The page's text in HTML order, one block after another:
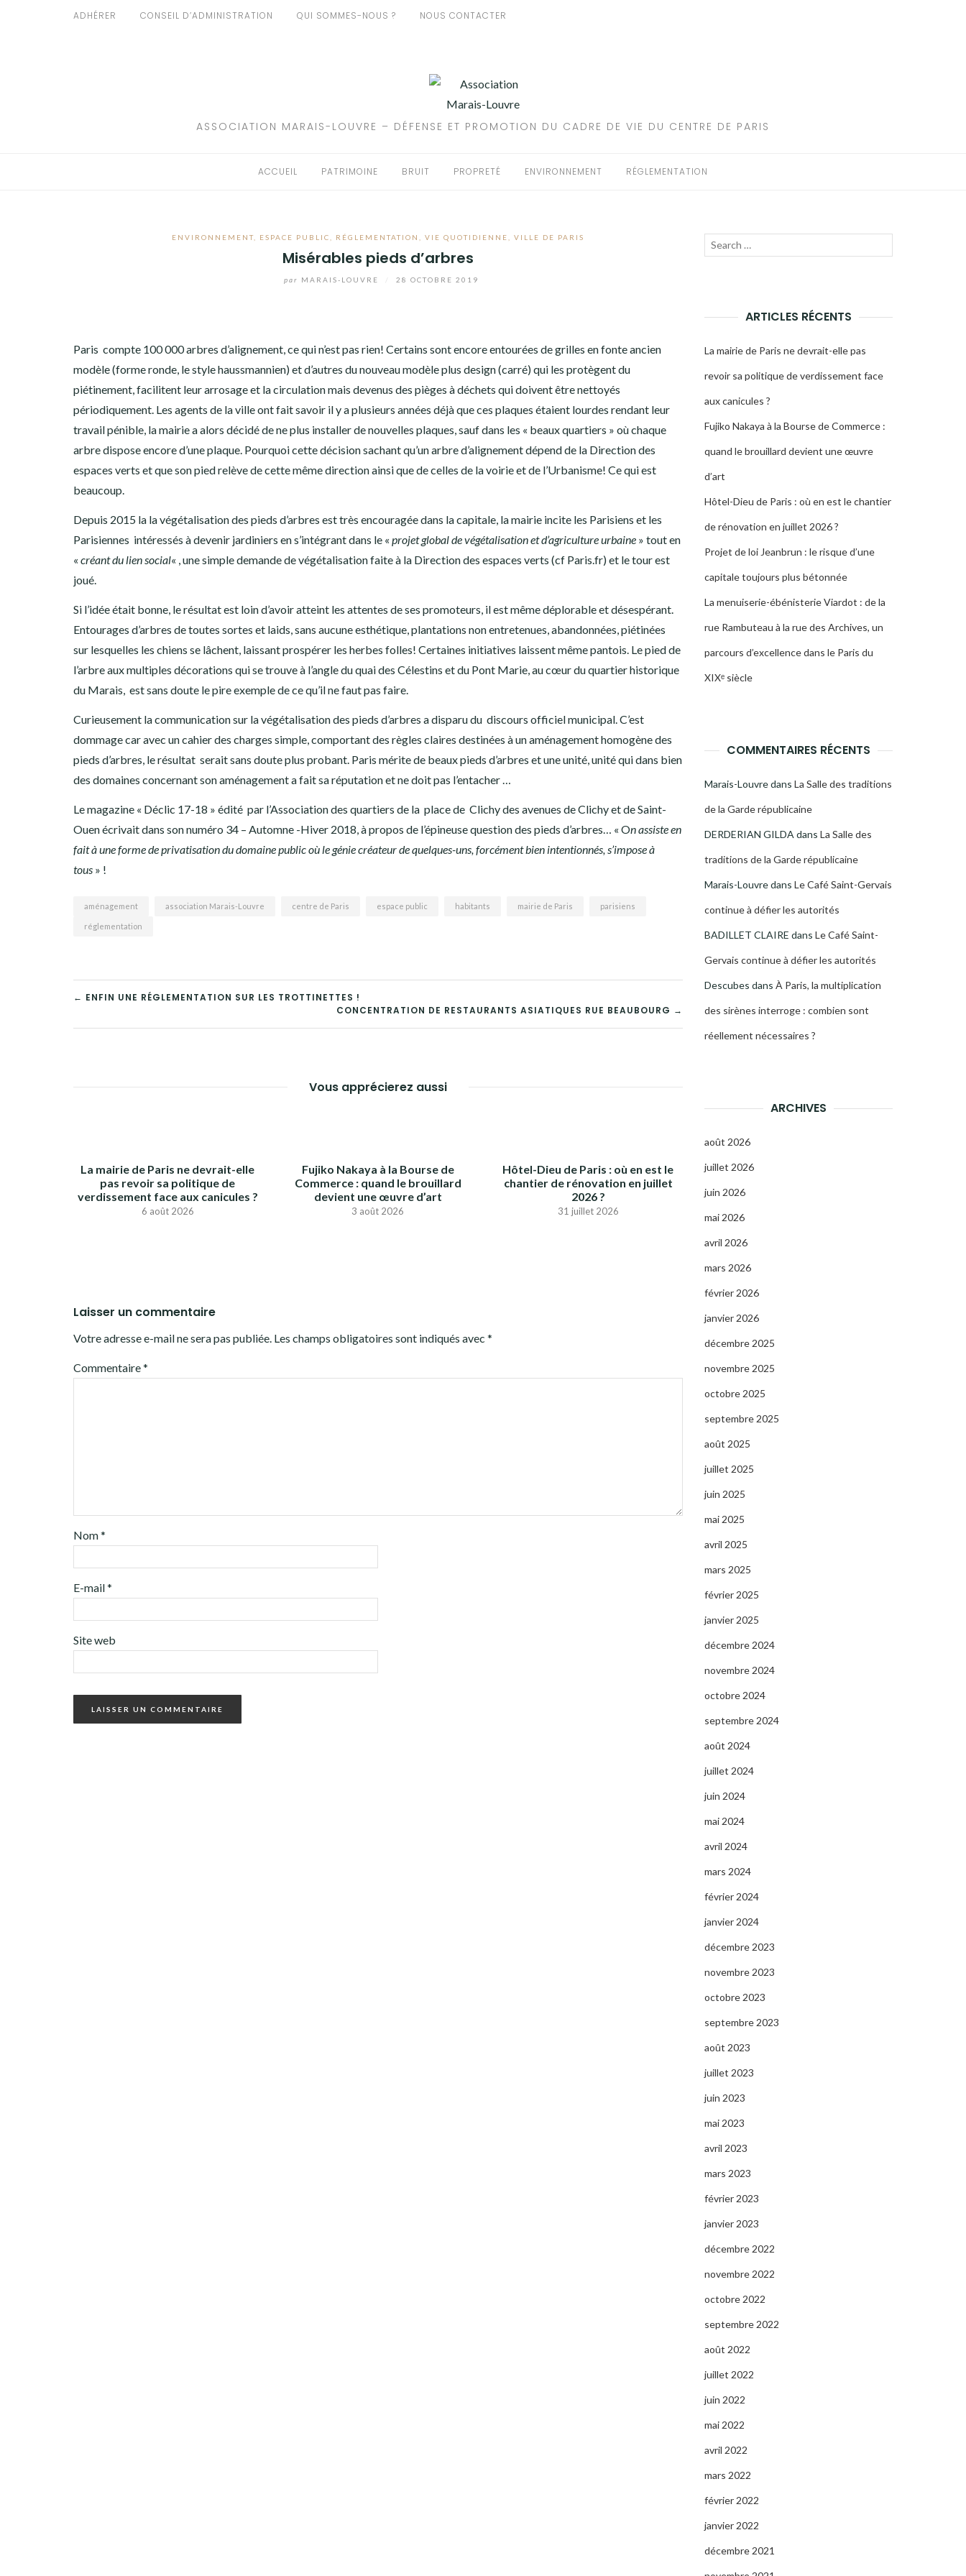
ADHÉRER CONSEIL D’ADMINISTRATION QUI SOMMES-NOUS ? NOUS CONTACTER
ASSOCIATION MARAIS-LOUVRE – DÉFENSE ET PROMOTION DU CADRE DE VIE DU CENTRE DE PARIS
ACCUEIL PATRIMOINE BRUIT PROPRETÉ ENVIRONNEMENT RÉGLEMENTATION
ENVIRONNEMENT, ESPACE PUBLIC RÉGLEMENTATION VIE QUOTIDIENNE VILLE DE PARIS
Misérables pieds d’arbres
par MARAIS-LOUVRE 28 OCTOBRE 2019
Paris compte 100 000 arbres d’alignement, ce qui n’est pas rien! Certains sont encore entourées de grilles en fonte ancien
modèle (forme ronde, le style haussmannien) et d’autres du nouveau modèle plus design (carré) qui les protègent du
piétinement, facilitent leur arrosage et la circulation mais devenus des pièges à déchets qui doivent être nettoyés
périodiquement. Les agents de la ville ont fait savoir il y a plusieurs années déjà que ces plaques étaient lourdes rendant leur
travail pénible, la mairie a alors décidé de ne plus installer de nouvelles plaques, sauf dans les « beaux quartiers » où chaque
arbre dispose encore d’une plaque. Pourquoi cette décision sachant qu’un arbre d’alignement dépend de la Direction des
espaces verts et que son pied relève de cette même direction ainsi que de celles de la voirie et de l’Urbanisme! Ce qui est
beaucoup.
Depuis 2015 la la végétalisation des pieds d’arbres est très encouragée dans la capitale, la mairie incite les Parisiens et les
Parisiennes intéressés à devenir jardiniers en s’intégrant dans le « projet global de végétalisation et d’agriculture urbaine » tout en
« créant du lien social« , une simple demande de végétalisation faite à la Direction des espaces verts (cf Paris.fr) et le tour est
joué.
Si l’idée était bonne, le résultat est loin d’avoir atteint les attentes de ses promoteurs, il est même déplorable et désespérant.
Entourages d’arbres de toutes sortes et laids, sans aucune esthétique, plantations non entretenues, abandonnées, piétinées
sur lesquelles les chiens se lâchent, laissant prospérer les herbes folles! Certaines initiatives laissent même pantois. Le pied de
l’arbre aux multiples décorations qui se trouve à l’angle du quai des Célestins et du Pont Marie, au cœur du quartier historique
du Marais, est sans doute le pire exemple de ce qu’il ne faut pas faire.
Curieusement la communication sur la végétalisation des pieds d’arbres a disparu du discours officiel municipal. C’est
dommage car avec un cahier des charges simple, comportant des règles claires destinées à un aménagement homogène des
pieds d’arbres, le résultat serait sans doute plus probant. Paris mérite de beaux pieds d’arbres et une unité, unité qui dans bien
des domaines concernant son aménagement a fait sa réputation et ne doit pas l’entacher …
Le magazine « Déclic 17-18 » édité par l’Association des quartiers de la place de Clichy des avenues de Clichy et de Saint-
Ouen écrivait dans son numéro 34 – Automne -Hiver 2018, à propos de l’épineuse question des pieds d’arbres… « On assiste en
fait à une forme de privatisation du domaine public où le génie créateur de quelques-uns, forcément bien intentionnés, s’impose à
tous » !
aménagement association Marais-Louvre centre de Paris espace public habitants mairie de Paris parisiens
réglementation
NAVIGATION
DE
← ENFIN UNE RÉGLEMENTATION SUR LES TROTTINETTES !
CONCENTRATION DE RESTAURANTS ASIATIQUES RUE BEAUBOURG →
Vous apprécierez aussi
La mairie de Paris ne devrait-elle
pas revoir sa politique de
verdissement face aux canicules ?
6 août 2026
Fujiko Nakaya à la Bourse de
Commerce : quand le brouillard
devient une œuvre d’art
3 août 2026
Hôtel-Dieu de Paris : où en est le
chantier de rénovation en juillet
2026 ?
31 juillet 2026
Laisser un commentaire
Votre adresse e-mail ne sera pas publiée. Les champs obligatoires sont indiqués avec *
Commentaire*
Nom*
E-mail*
Site web
Recherche
ARTICLES RÉCENTS
La mairie de Paris ne devrait-elle pas
revoir sa politique de verdissement face
aux canicules ?
Fujiko Nakaya à la Bourse de Commerce :
quand le brouillard devient une œuvre
d’art
Hôtel-Dieu de Paris : où en est le chantier
de rénovation en juillet 2026 ?
Projet de loi Jeanbrun : le risque d’une
capitale toujours plus bétonnée
La menuiserie-ébénisterie Viardot : de la
rue Rambuteau à la rue des Archives, un
parcours d’excellence dans le Paris du
XIXᵉ siècle
COMMENTAIRES RÉCENTS
Marais-Louvredans La Salle des traditions
de la Garde républicaine
DERDERIAN GILDA dans La Salle des
traditions de la Garde républicaine
Marais-Louvredans Le Café Saint-Gervais
continue à défier les autorités
BADILLET CLAIRE dans Le Café Saint-
Gervais continue à défier les autorités
Descubes dans À Paris, la multiplication
des sirènes interroge : combien sont
réellement nécessaires ?
ARCHIVES
août 2026
juillet 2026
juin 2026
mai 2026
avril 2026
mars 2026
février 2026
janvier 2026
décembre 2025
novembre 2025
octobre 2025
septembre 2025
août 2025
juillet 2025
juin 2025
mai 2025
avril 2025
mars 2025
février 2025
janvier 2025
décembre 2024
novembre 2024
octobre 2024
septembre 2024
août 2024
juillet 2024
juin 2024
mai 2024
avril 2024
mars 2024
février 2024
janvier 2024
décembre 2023
novembre 2023
octobre 2023
septembre 2023
août 2023
juillet 2023
juin 2023
mai 2023
avril 2023
mars 2023
février 2023
janvier 2023
décembre 2022
novembre 2022
octobre 2022
septembre 2022
août 2022
juillet 2022
juin 2022
mai 2022
avril 2022
mars 2022
février 2022
janvier 2022
décembre 2021